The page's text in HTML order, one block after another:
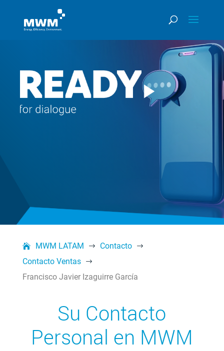
MWM LATAM $ Contacto $
Contacto Ventas $
Francisco Javier Izaguirre García
Su Contacto
Personal en MWM